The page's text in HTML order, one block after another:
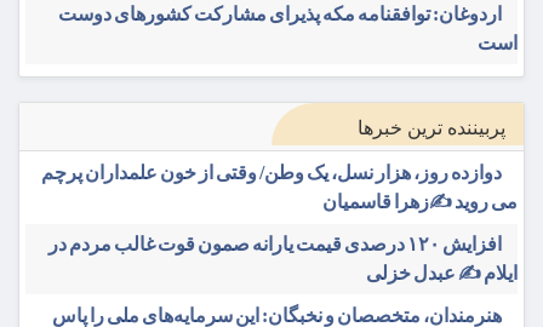
اردوغان: توافقنامه مکه پذیرای مشارکت کشورهای دوست
است
پربیننده ترین خبرها
دوازده روز، هزار نسل، یک وطن/ وقتی از خون علمداران پرچم
می روید ✍️زهرا قاسمیان
افزایش ۱۲۰ درصدی قیمت یارانه صمون قوت غالب مردم در
ایلام ✍️ عبدل خزلی
هنرمندان، متخصصان و نخبگان: این سرمایه‌های ملی را پاس